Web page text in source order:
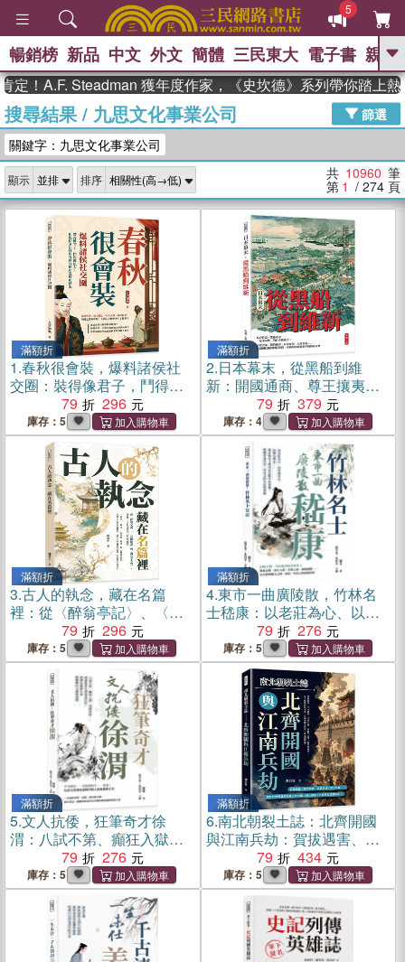
5
GO
熱搜： 東野圭吾 The Odyssey 、
父親節 、 如果歷史是一群喵 、 暑期
念華 、 台灣的李登輝時代 、 數學女
孩：黎曼猜想
偉大的迷走神經
暢銷榜 新品 中文 外文 簡體 三民東大 電子書 親子
Steadman 獲年度作家，《史坎德》系列帶你踏上熱血奇幻
搜尋結果/ 九思文化事業公司
篩選
關鍵字：九思文化事業公司
顯示 排序 共 10960 筆
第 1 / 274 頁
滿額折
1.春秋很會裝，爆料諸侯社
交圈：裝得像君子，鬥得像
仇人！用輕快筆法打開春秋
時期的荒唐與精采
79 296
庫存：5
滿額折
2.日本幕末，從黑船到維
新：開國通商、尊王攘夷、
鳥羽伏見決戰、幕府海
軍……見證德川體制崩解與
近代日本的開端
79 379
庫存：4
滿額折
3.古人的執念，藏在名篇
裡：從〈醉翁亭記〉、〈岳
陽樓記〉到〈湖心亭看
雪〉，讀懂二十位文豪的人
生與成敗
79 296
庫存：5
滿額折
4.東市一曲廣陵散，竹林名
士嵇康：以老莊為心、以琴
聲寄志、以絕交明志……從
正始名士到司馬氏眼中的異
端，從魏晉易代看一代奇才
的自由與悲劇
79 276
庫存：5
滿額折
5.文人抗倭，狂筆奇才徐
渭：八試不第、癲狂入獄、
貧病狂疾……從落第書生到
寫意巨匠，徐渭以破碎生命
震動明代文壇與畫壇
79 276
庫存：5
滿額折
6.南北朝裂土誌：北齊開國
與江南兵劫：賀拔遇害、宇
文接軍、孝武入關、高歡失
玉璧、侯景破臺城……北方
雙雄對峙未決，江南帝國為
何先一步走向崩壞？
79 434
庫存：5